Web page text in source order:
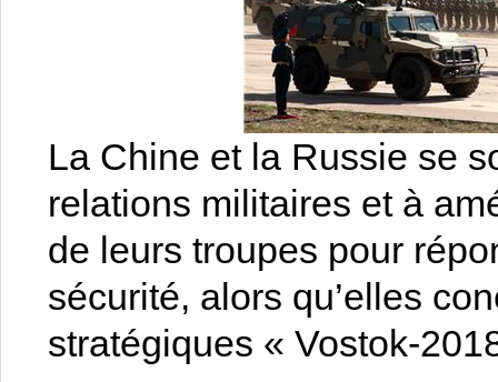
La Chine et la Russie se
relations militaires et à
de leurs troupes pour
sécurité, alors qu’elles
stratégiques « Vostok-